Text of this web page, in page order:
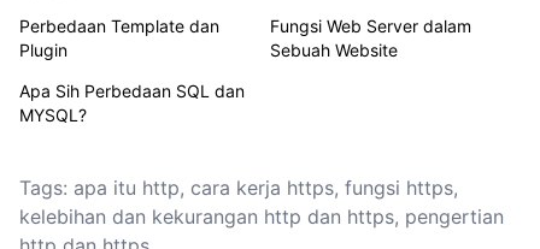
Perbedaan Template dan
Plugin
Fungsi Web Server dalam
Sebuah Website
Apa Sih Perbedaan SQL dan
MYSQL?
Tags: apa itu http, cara kerja https, fungsi https,
kelebihan dan kekurangan http dan https, pengertian